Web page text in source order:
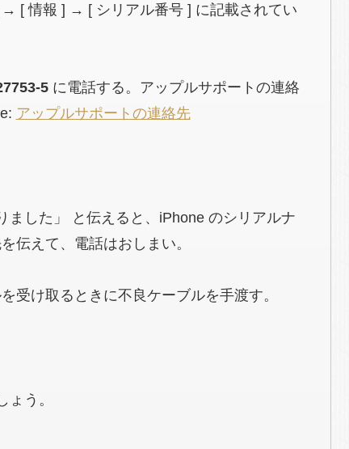
[ 情報 ] → [ シリアル番号 ] に記載されてい
5に電話する。アップルサポートの連絡
アップルサポートの連絡先
した」 と伝えると、iPhone のシリアルナ
伝えて、電話はおしまい。
受け取るときに不良ケーブルを手渡す。
う。